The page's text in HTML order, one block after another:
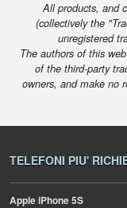
All products, and
(collectively the
unregistered
The authors of this
of the third-party
owners, and make no
TELEFONI PIU'
AppleiPhone 5S